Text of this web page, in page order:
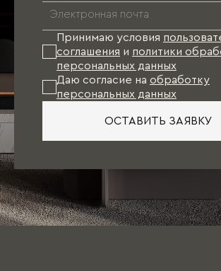
Принимаю условия
соглашения и политики
персональных данных
Даю согласие на обработку
персональных данных
ОСТАВИТЬ ЗАЯВКУ